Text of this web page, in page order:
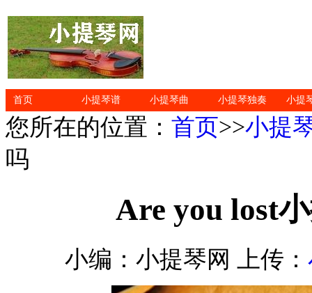
首页 小提琴谱 小提琴曲 小提琴独奏 小提
您所在的位置： 首页>>小提
吗
Are you lost
小编：小提琴网 上传：